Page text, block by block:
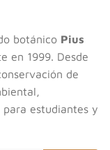
botánico Pius
en 1999. Desde
de
para estudiantes y